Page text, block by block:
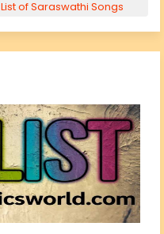
List of Saraswathi Songs